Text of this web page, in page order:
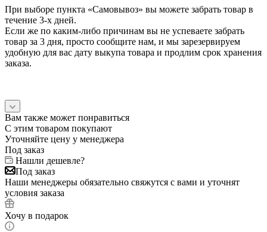
При выборе пункта «Самовывоз» вы можете забрать товар в
течение 3-х дней.
Если же по каким-либо причинам вы не успеваете забрать
товар за 3 дня, просто сообщите нам, и мы зарезервируем
удобную для вас дату выкупа товара и продлим срок хранения
заказа.
Вам также может понравиться
С этим товаром покупают
Уточняйте цену у менеджера
Под заказ
Нашли дешевле?
Под заказ
Наши менеджеры обязательно свяжутся с вами и уточнят
условия заказа
Хочу в подарок